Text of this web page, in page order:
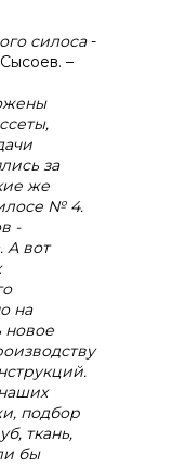
силоса-
–
за
же
№ 4.
-
А вот
на
новое
подбор
ткань,
бы